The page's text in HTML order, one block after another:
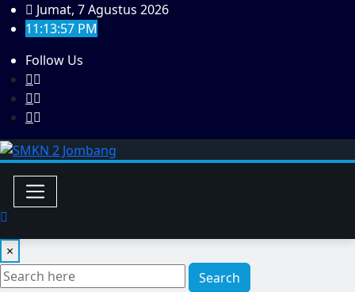
Skip
to
Jumat, 7 Agustus 2026
11:13:57 PM
Follow Us
×
Search